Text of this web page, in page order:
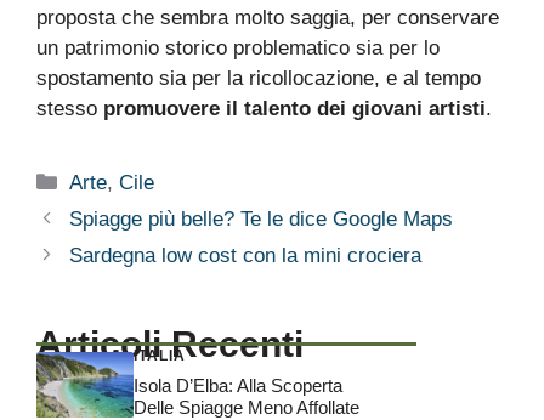
proposta che sembra molto saggia, per conservare
un patrimonio storico problematico sia per lo
spostamento sia per la ricollocazione, e al tempo
stesso promuovere il talento dei giovani artisti.
Categorie
Arte,Cile
Spiagge più belle? Te le dice Google Maps
Sardegna low cost con la mini crociera
Articoli Recenti
ITALIA
Isola D’Elba: Alla Scoperta
Delle Spiagge Meno Affollate